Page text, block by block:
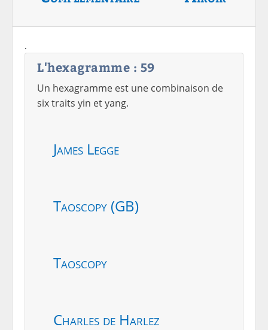
.
L'hexagramme : 59
Un hexagramme est une combinaison de
six traits yin et yang.
James Legge
Taoscopy (GB)
Taoscopy
Charles de Harlez